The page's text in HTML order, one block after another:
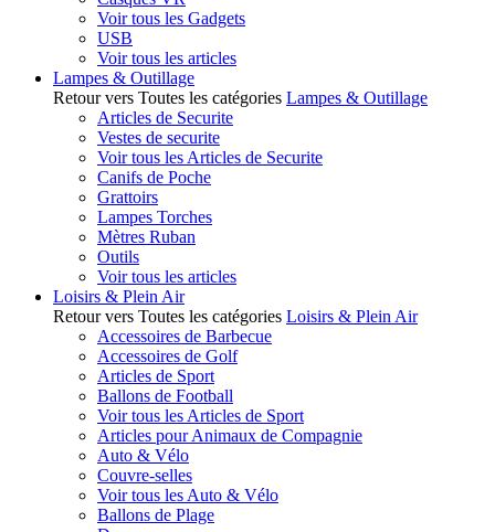
Voir tous les Gadgets
USB
Voir tous les articles
Lampes & Outillage
Retour vers Toutes les catégories Lampes & Outillage
Articles de Securite
Vestes de securite
Voir tous les Articles de Securite
Canifs de Poche
Grattoirs
Lampes Torches
Mètres Ruban
Outils
Voir tous les articles
Loisirs & Plein Air
Retour vers Toutes les catégories Loisirs & Plein Air
Accessoires de Barbecue
Accessoires de Golf
Articles de Sport
Ballons de Football
Voir tous les Articles de Sport
Articles pour Animaux de Compagnie
Auto & Vélo
Couvre-selles
Voir tous les Auto & Vélo
Ballons de Plage